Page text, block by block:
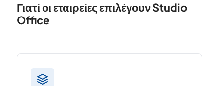
Γιατί οι εταιρείες επιλέγουν Studio
Office